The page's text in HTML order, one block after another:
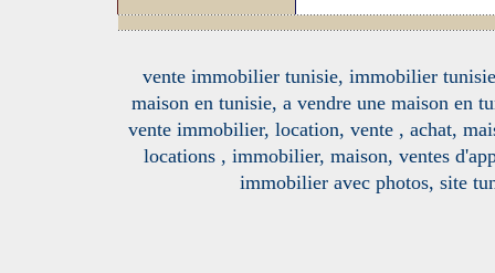
vente immobilier tunisie, immobilier
maison en tunisie, a vendre une maison en
vente immobilier, location, vente , achat,
locations , immobilier, maison, ventes
immobilier avec photos, site